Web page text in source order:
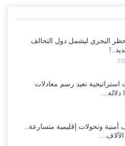
البحري ليشمل دول التحالف
تعيد رسم معادلات
دلالة…
وتحولات إقليمية متسارعة..
الآلاف…